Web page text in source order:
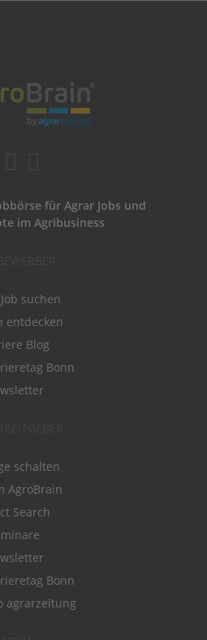
für Agrar Jobs und
im Agribusiness
suchen
entdecken
Blog
Bonn
schalten
AgroBrain
Search
Bonn
agrarzeitung